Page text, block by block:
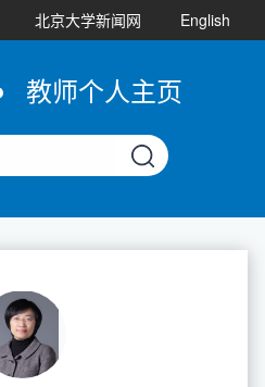
北京大学新闻网 English
教师个人主页